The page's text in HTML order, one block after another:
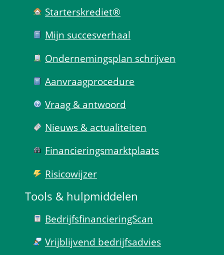
Starterskrediet®
Mijn succes­verhaal
Ondernemings­plan schrijven
Aanvraag­procedure
Vraag & antwoord
Nieuws & actualiteiten
Financierings­markt­plaats
Risico­wijzer
Tools & hulp­middelen
Bedrijfsfinanciering­Scan
Vrijblijvend bedrijfs­advies